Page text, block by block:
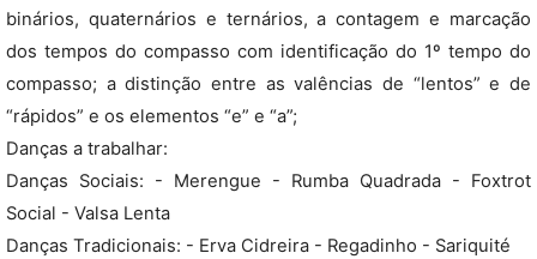
binários, quaternários e ternários, a contagem e marcação
dos tempos do compasso com identificação do 1º tempo do
compasso; a distinção entre as valências de “lentos” e de
“rápidos” e os elementos “e” e “a”;
Danças a trabalhar:
Danças Sociais: - Merengue - Rumba Quadrada - Foxtrot
Social - Valsa Lenta
Danças Tradicionais: - Erva Cidreira - Regadinho - Sariquité